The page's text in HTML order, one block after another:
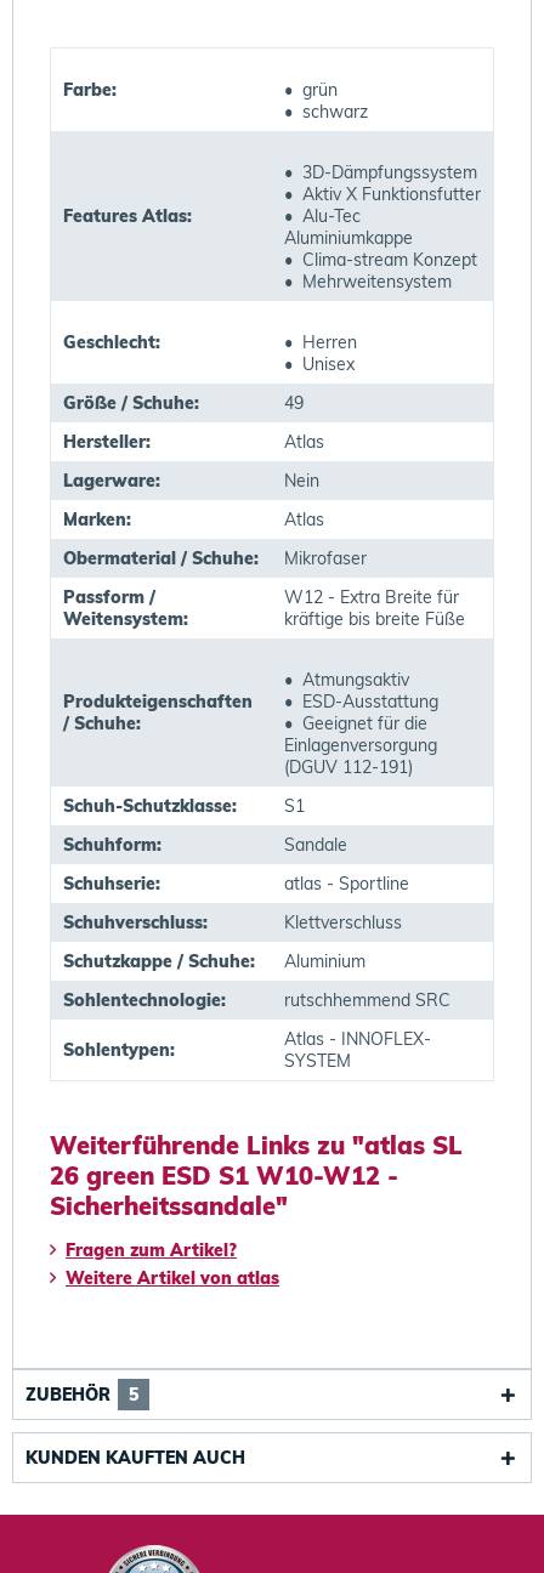
Farbe:
• grün
• schwarz
Features Atlas:
• 3D-Dämpfungssystem
• Aktiv X Funktionsfutter
• Alu-Tec
Aluminiumkappe
• Clima-stream Konzept
• Mehrweitensystem
Geschlecht:
• Herren
• Unisex
Größe / Schuhe:
49
Hersteller:
Atlas
Lagerware:
Nein
Marken:
Atlas
Obermaterial / Schuhe:
Mikrofaser
Passform /
Weitensystem:
W12 - Extra Breite für
kräftige bis breite Füße
Produkteigenschaften
/ Schuhe:
• Atmungsaktiv
• ESD-Ausstattung
• Geeignet für die
Einlagenversorgung
(DGUV 112-191)
Schuh-Schutzklasse:
S1
Schuhform:
Sandale
Schuhserie:
atlas - Sportline
Schuhverschluss:
Klettverschluss
Schutzkappe / Schuhe:
Aluminium
Sohlentechnologie:
rutschhemmend SRC
Sohlentypen:
Atlas - INNOFLEX-
SYSTEM
Weiterführende Links zu "atlas SL
26 green ESD S1 W10-W12 -
Sicherheitssandale"
Fragen zum Artikel?
Weitere Artikel von atlas
ZUBEHÖR 5
KUNDEN KAUFTEN AUCH